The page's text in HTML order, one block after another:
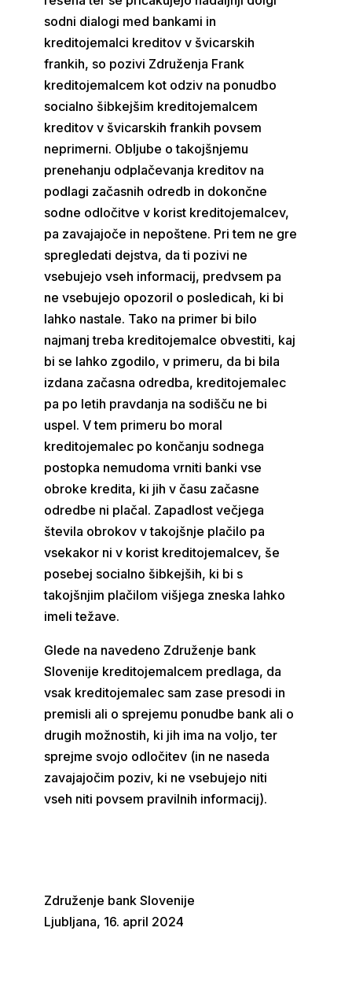
sodni dialogi med bankami in
kreditojemalci kreditov v švicarskih
frankih, so pozivi Združenja Frank
kreditojemalcem kot odziv na ponudbo
socialno šibkejšim kreditojemalcem
kreditov v švicarskih frankih povsem
neprimerni. Obljube o takojšnjemu
prenehanju odplačevanja kreditov na
podlagi začasnih odredb in dokončne
sodne odločitve v korist kreditojemalcev,
pa zavajajoče in nepoštene. Pri tem ne gre
spregledati dejstva, da ti pozivi ne
vsebujejo vseh informacij, predvsem pa
ne vsebujejo opozoril o posledicah, ki bi
lahko nastale. Tako na primer bi bilo
najmanj treba kreditojemalce obvestiti, kaj
bi se lahko zgodilo, v primeru, da bi bila
izdana začasna odredba, kreditojemalec
pa po letih pravdanja na sodišču ne bi
uspel. V tem primeru bo moral
kreditojemalec po končanju sodnega
postopka nemudoma vrniti banki vse
obroke kredita, ki jih v času začasne
odredbe ni plačal. Zapadlost večjega
števila obrokov v takojšnje plačilo pa
vsekakor ni v korist kreditojemalcev, še
posebej socialno šibkejših, ki bi s
takojšnjim plačilom višjega zneska lahko
imeli težave.
Glede na navedeno Združenje bank
Slovenije kreditojemalcem predlaga, da
vsak kreditojemalec sam zase presodi in
premisli ali o sprejemu ponudbe bank ali o
drugih možnostih, ki jih ima na voljo, ter
sprejme svojo odločitev (in ne naseda
zavajajočim poziv, ki ne vsebujejo niti
vseh niti povsem pravilnih informacij).
Združenje bank Slovenije
Ljubljana, 16. april 2024